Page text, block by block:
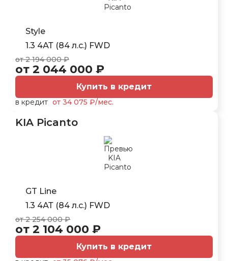
Style
1.3 4АТ (84 л.с.) FWD
от 2 194 000 ₽
от 2 044 000 ₽
Купить в кредит
в кредит от 34 075 ₽/мес.
KIA Picanto
GT Line
1.3 4АТ (84 л.с.) FWD
от 2 254 000 ₽
от 2 104 000 ₽
Купить в кредит